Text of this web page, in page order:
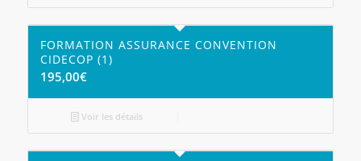
FORMATION ASSURANCE CONVENTION
CIDECOP (1)
195,00€
Voir les détails